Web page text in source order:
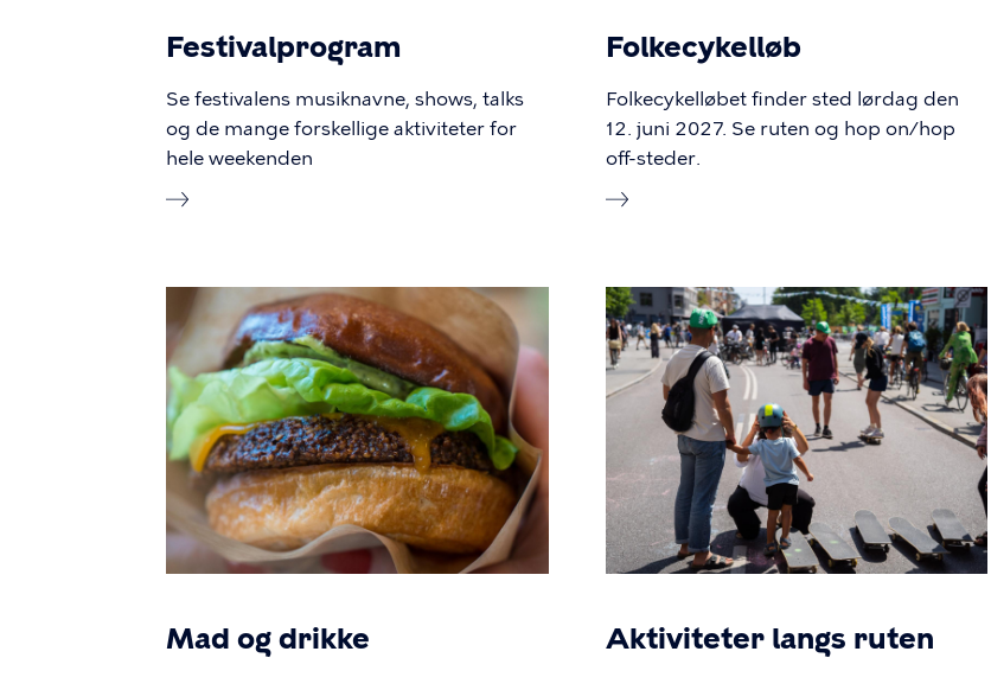
Festivalprogram
Se festivalens musiknavne, shows, talks
og de mange forskellige aktiviteter for
hele weekenden
Folkecykelløb
Folkecykelløbet finder sted lørdag den
12. juni 2027. Se ruten og hop on/hop
off-steder.
Mad og drikke Aktiviteter langs ruten